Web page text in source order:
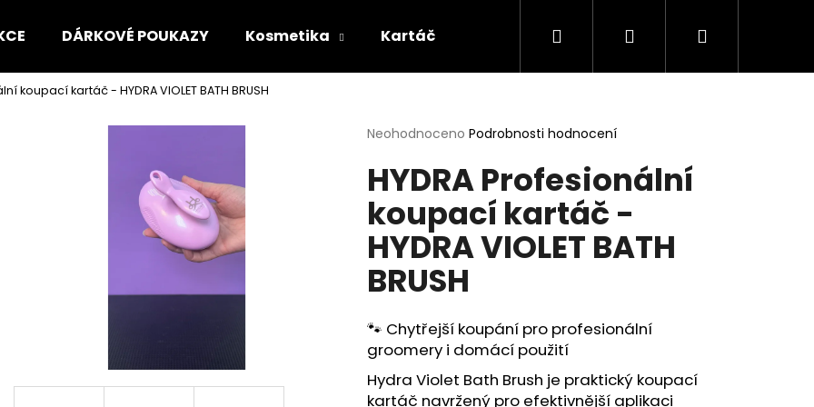
DÁRKOVÉ POUKAZY Kosmetika Kartáče a hřebeny Doplňky HYDRA
Hledat PřihlášeníNákupní
koupací kartáč - HYDRA VIOLET BATH BRUSH
Průměrné
produktu
je
0,0
5
hvězdiček.
Neohodnoceno Podrobnosti hodnocení
HYDRA Profesionální
koupací kartáč -
HYDRA VIOLET BATH
BRUSH
🐾 Chytřejší koupání pro profesionální
groomery i domácí použití
Hydra Violet Bath Brush je praktický koupací
kartáč navržený pro efektivnější aplikaci
Co potřebujete najít?
Doporučujeme
HYDRA ROZČESÁVACÍ SPREJ - ULTRA HYDRA HYDRATAČNÍ ŠAMPON -